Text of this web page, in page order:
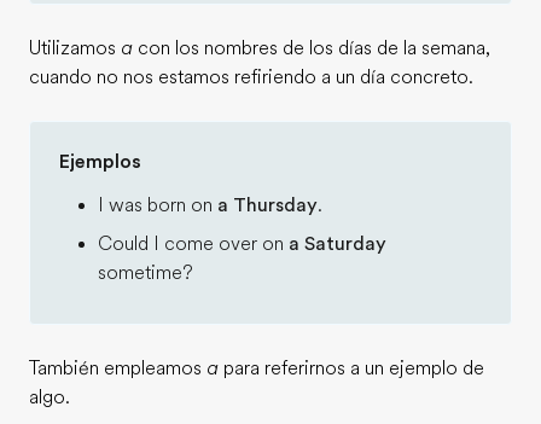
Utilizamos a con los nombres de los días de la semana,
cuando no nos estamos refiriendo a un día concreto.
Ejemplos
I was born on a Thursday.
Could I come over on a Saturday
sometime?
También empleamos a para referirnos a un ejemplo de
algo.